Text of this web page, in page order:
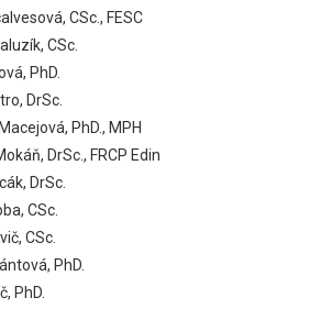
CSc., FESC
CSc.
PhD.
DrSc.
PhD., MPH
DrSc., FRCP Edin
DrSc.
CSc.
CSc.
PhD.
PhD.